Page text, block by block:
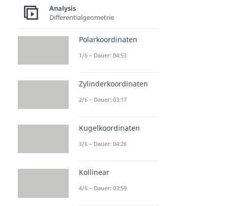
Analysis
Differentialgeometrie
Polarkoordinaten
1/6 – Dauer: 04:53
Zylinderkoordinaten
2/6 – Dauer: 03:17
Kugelkoordinaten
3/6 – Dauer: 04:26
Kollinear
4/6 – Dauer: 03:59